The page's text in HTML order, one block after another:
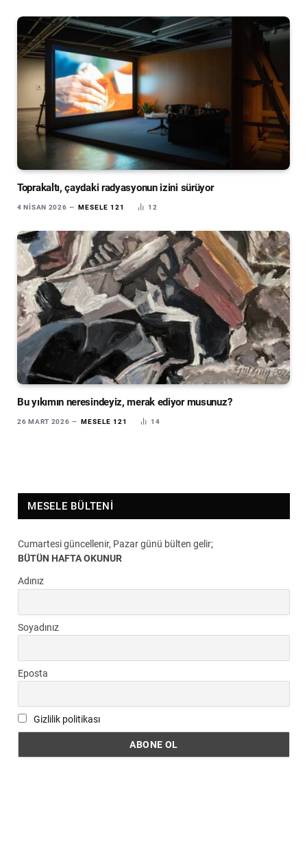
Toprakaltı, çaydaki radyasyonun izini sürüyor
4 NISAN 2026 MESELE 121 12
Bu yıkımın neresindeyiz, merak ediyor musunuz?
26 MART 2026 MESELE 121 14
MESELE BÜLTENI
Cumartesi güncellenir, Pazar günü bülten gelir;
BÜTÜN HAFTA OKUNUR
Adınız
Soyadınız
Eposta
Gizlilik politikası